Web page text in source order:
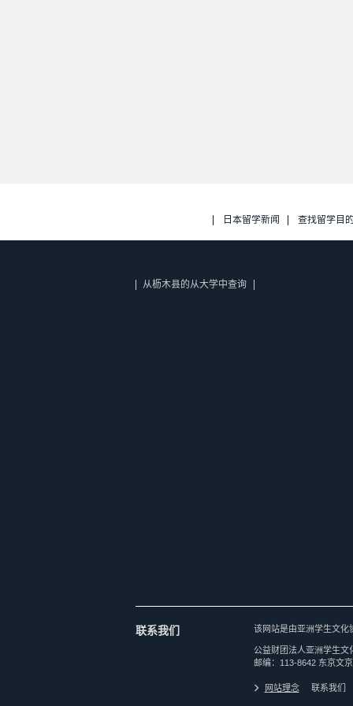
日本留学新闻 查找留学目
从枥木县的从大学中查询
联系我们 该网站是由亚洲学生文化
公益财团法人亚洲学生文
邮编：113-8642 东京文
网站理念 联系我们